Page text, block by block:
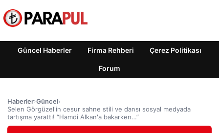
Güncel Haberler Firma Rehberi Çerez Politikası
Forum
Haberler›Güncel›
Selen Görgüzel'in cesur sahne stili ve dansı sosyal medyada
tartışma yarattı! “Hamdi Alkan'a bakarken…”